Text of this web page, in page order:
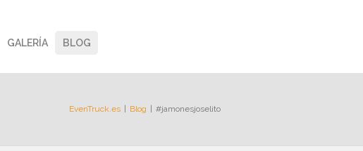
GALERÍA BLOG
EvenTruck.es Blog #jamonesjoselito